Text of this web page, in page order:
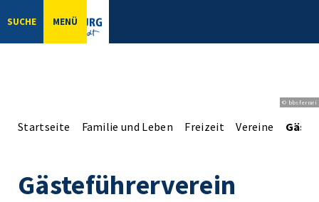
SUCHE MENÜ
© bbsferrari
Startseite Familie und Leben Freizeit Vereine
Gästeführerverein